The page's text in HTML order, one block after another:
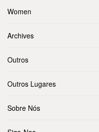
Women
Archives
Outros
Outros Lugares
Sobre Nós